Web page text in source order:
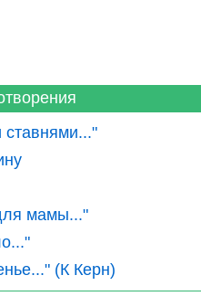
мамы..."
(К Керн)